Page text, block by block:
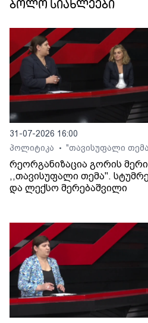
ბოლო სიახლეები
31-07-2026 16:00
პოლიტიკა
• "თავისუფალი
რეორგანიზაცია გორის
,,თავისუფალი თემა".
და ლექსო მერებაშვილი